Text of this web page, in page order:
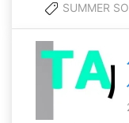
SUMMER